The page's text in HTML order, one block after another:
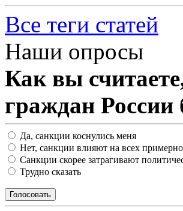
Все теги статей
Наши опросы
Как вы
граждан
Да, санкции коснулись меня
Нет, санкции влияют на всех
Санкции скорее затрагивают
Трудно сказать